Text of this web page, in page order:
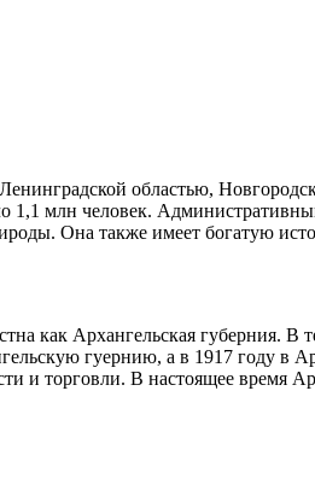
областью,
млн человек.
Она также имеет богатую
как Архангельская губерния. В
гуернию, а в 1917 году в
и торговли. В настоящее время